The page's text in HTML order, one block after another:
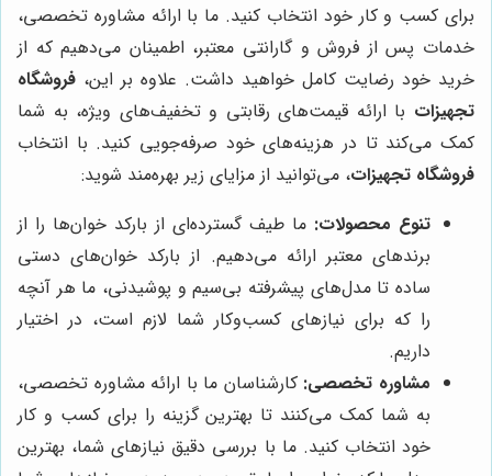
برای کسب و کار خود انتخاب کنید. ما با ارائه مشاوره تخصصی،
خدمات پس از فروش و گارانتی معتبر، اطمینان می‌دهیم که از
خرید خود رضایت کامل خواهید داشت. علاوه بر این، فروشگاه
تجهیزات با ارائه قیمت‌های رقابتی و تخفیف‌های ویژه، به شما
کمک می‌کند تا در هزینه‌های خود صرفه‌جویی کنید. با انتخاب
فروشگاه تجهیزات، می‌توانید از مزایای زیر بهره‌مند شوید:
تنوع محصولات: ما طیف گسترده‌ای از بارکد خوان‌ها را از
برندهای معتبر ارائه می‌دهیم. از بارکد خوان‌های دستی
ساده تا مدل‌های پیشرفته بی‌سیم و پوشیدنی، ما هر آنچه
را که برای نیازهای کسب‌وکار شما لازم است، در اختیار
داریم.
مشاوره تخصصی: کارشناسان ما با ارائه مشاوره تخصصی،
به شما کمک می‌کنند تا بهترین گزینه را برای کسب و کار
خود انتخاب کنید. ما با بررسی دقیق نیازهای شما، بهترین